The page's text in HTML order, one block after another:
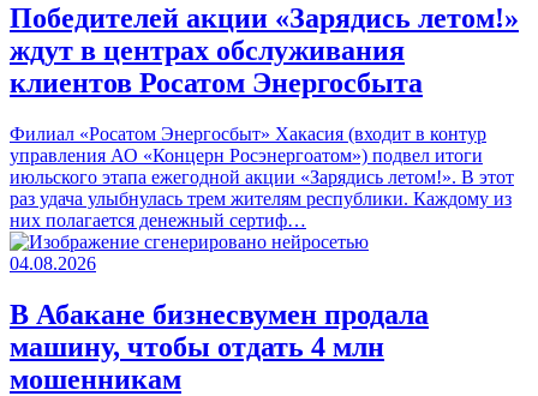
Победителей акции «Зарядись летом!»
ждут в центрах обслуживания
клиентов Росатом Энергосбыта
Филиал «Росатом Энергосбыт» Хакасия (входит в контур
управления АО «Концерн Росэнергоатом») подвел итоги
июльского этапа ежегодной акции «Зарядись летом!». В этот
раз удача улыбнулась трем жителям республики. Каждому из
них полагается денежный сертиф…
04.08.2026
В Абакане бизнесвумен продала
машину, чтобы отдать 4 млн
мошенникам